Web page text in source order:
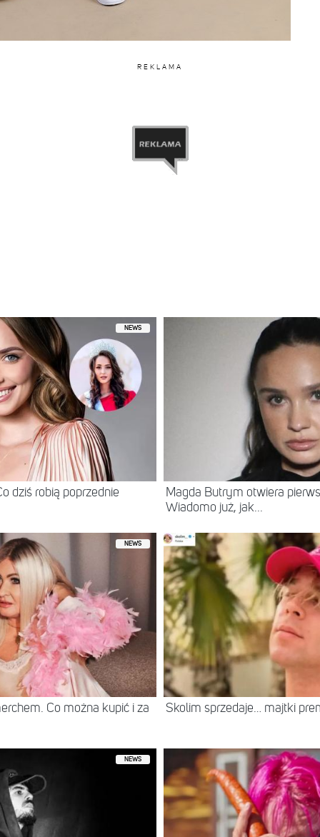
REKLAMA
NEWS
dziś robią poprzednie
Magda Butrym otwiera
Wiadomo już, jak...
NEWS
Co można kupić i za Skolim sprzedaje… majtki
NEWS